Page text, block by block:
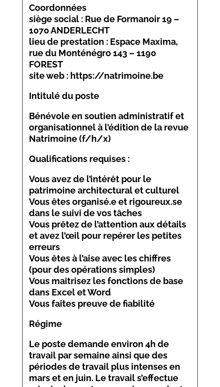
Coordonnées
siège social : Rue de Formanoir 19 –
1070 ANDERLECHT
lieu de prestation : Espace Maxima,
rue du Monténégro 143 – 1190
FOREST
site web : https://natrimoine.be
Intitulé du poste
Bénévole en soutien administratif et
organisationnel à l’édition de la revue
Natrimoine (f/h/x)
Qualifications requises :
Vous avez de l’intérêt pour le
patrimoine architectural et culturel
Vous êtes organisé.e et rigoureux.se
dans le suivi de vos tâches
Vous prêtez de l’attention aux détails
et avez l’œil pour repérer les petites
erreurs
Vous êtes à l’aise avec les chiffres
(pour des opérations simples)
Vous maîtrisez les fonctions de base
dans Excel et Word
Vous faites preuve de fiabilité
Régime
Le poste demande environ 4h de
travail par semaine ainsi que des
périodes de travail plus intenses en
mars et en juin. Le travail s’effectue